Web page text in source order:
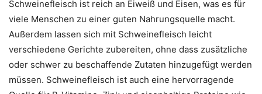
Schweinefleisch ist reich an Eiweiß und Eisen, was es für
viele Menschen zu einer guten Nahrungsquelle macht.
Außerdem lassen sich mit Schweinefleisch leicht
verschiedene Gerichte zubereiten, ohne dass zusätzliche
oder schwer zu beschaffende Zutaten hinzugefügt werden
müssen. Schweinefleisch ist auch eine hervorragende